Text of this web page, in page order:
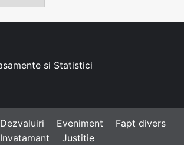
Dezvaluiri Eveniment
Fapt divers
Invatamant
Justitie